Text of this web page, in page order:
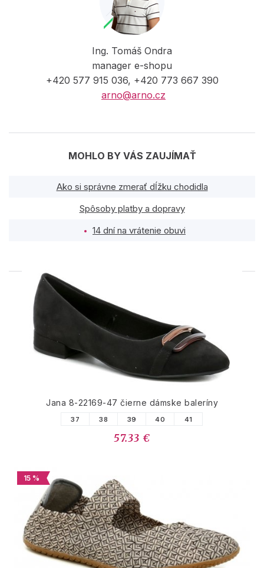
Ing. Tomáš Ondra
manager e-shopu
+420 577 915 036, +420 773 667 390
arno@arno.cz
MOHLO BY VÁS ZAUJÍMAŤ
Ako si správne zmerať dĺžku chodidla
Spôsoby platby a dopravy
14 dní na vrátenie obuvi
PODOBNÉ PRODUKTY
Jana 8-22169-47 čierne dámske baleríny
37 38 39 40 41
57.33 €
15 %